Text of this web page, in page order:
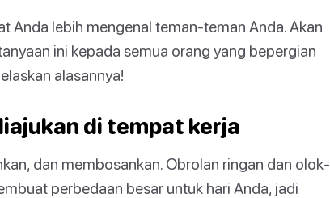
Anda lebih mengenal teman-teman Anda. Akan
ini kepada semua orang yang bepergian
alasannya!
di tempat kerja
dan membosankan. Obrolan ringan dan olok-
perbedaan besar untuk hari Anda, jadi